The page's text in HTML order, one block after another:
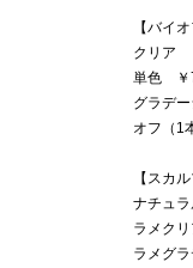
【バイ
クリア
単色 ￥
グラデ
オフ（
【スカル
ナチュ
ラメク
ラメグ